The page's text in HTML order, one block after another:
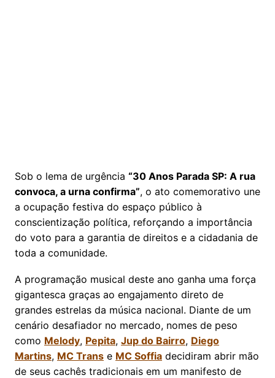
Sob o lema de urgência “30 Anos Parada SP: A rua
convoca, a urna confirma”, o ato comemorativo une
a ocupação festiva do espaço público à
conscientização política, reforçando a importância
do voto para a garantia de direitos e a cidadania de
toda a comunidade.
A programação musical deste ano ganha uma força
gigantesca graças ao engajamento direto de
grandes estrelas da música nacional. Diante de um
cenário desafiador no mercado, nomes de peso
como Melody, Pepita, Jup do Bairro, Diego
Martins, MC Trans e MC Soffia decidiram abrir mão
de seus cachês tradicionais em um manifesto de